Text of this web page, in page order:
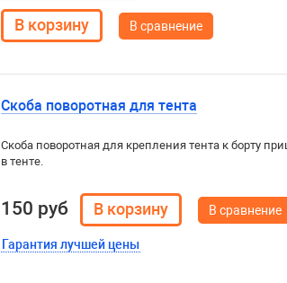
В сравнение
Скоба поворотная для тента
Скоба поворотная для крепления тента к борту
в тенте.
150 руб
Гарантия лучшей цены
В сравнение